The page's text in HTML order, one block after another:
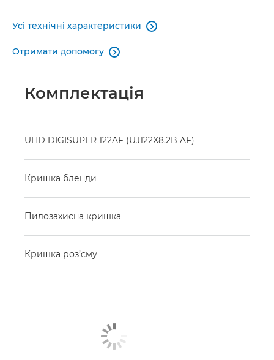
Усі технічні характеристики 
Отримати допомогу 
Комплектація
UHD DIGISUPER 122AF (UJ122X8.2B AF)
Кришка бленди
Пилозахисна кришка
Кришка роз’єму